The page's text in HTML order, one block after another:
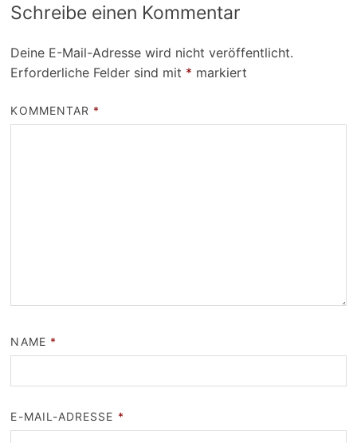
Schreibe einen Kommentar
Deine E-Mail-Adresse wird nicht veröffentlicht.
Erforderliche Felder sind mit * markiert
KOMMENTAR *
NAME *
E-MAIL-ADRESSE *